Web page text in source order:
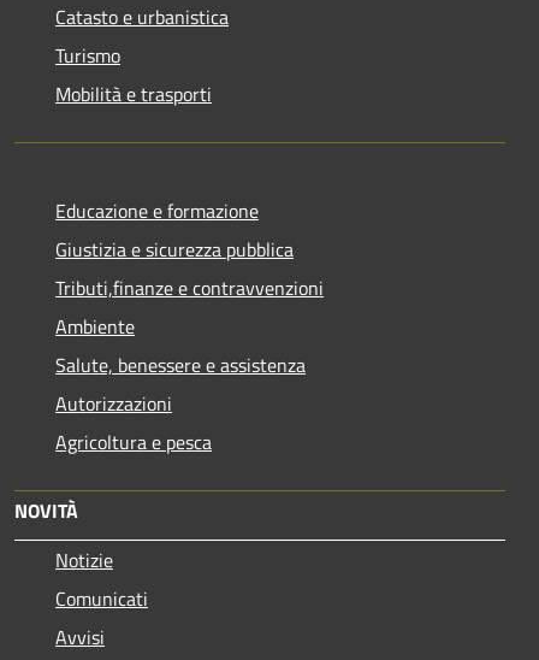
Catasto e urbanistica
Turismo
Mobilità e trasporti
Educazione e formazione
Giustizia e sicurezza pubblica
Tributi,finanze e contravvenzioni
Ambiente
Salute, benessere e assistenza
Autorizzazioni
Agricoltura e pesca
NOVITÀ
Notizie
Comunicati
Avvisi